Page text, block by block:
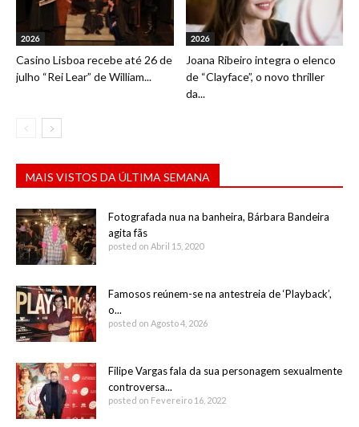
2026
Casino Lisboa recebe até 26 de
julho “Rei Lear” de William...
2026
Joana Ribeiro integra o elenco
de “Clayface”, o novo thriller
da...
MAIS VISTOS DA ÚLTIMA SEMANA
Fotografada nua na banheira, Bárbara Bandeira
agita fãs
posted on Abril 15, 2020
Famosos reúnem-se na antestreia de ‘Playback’,
o...
posted on Agosto 4, 2026
Filipe Vargas fala da sua personagem sexualmente
controversa...
posted on Fevereiro 16, 2022